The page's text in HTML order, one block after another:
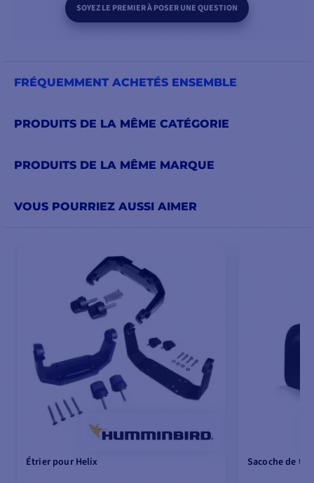
SOYEZ LE PREMIER À POSER UNE QUESTION
FRÉQUEMMENT ACHETÉS ENSEMBLE
PRODUITS DE LA MÊME CATÉGORIE
PRODUITS DE LA MÊME MARQUE
VOUS POURRIEZ AUSSI AIMER
Étrier pour Helix
Sacoche de